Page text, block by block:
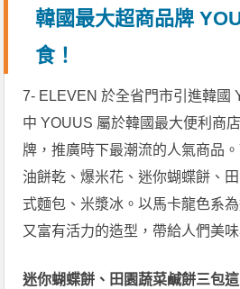
韓國最大超商品牌
食！
7- ELEVEN 於全省門市引進韓國
中 YOUUS 屬於韓國最大便利商
牌，推廣時下最潮流的人氣商品
油餅乾、爆米花、迷你蝴蝶餅、
式麵包、米漿冰。以馬卡龍色系
又富有活力的造型，帶給人們美
迷你蝴蝶餅、田園蔬菜鹹餅三包